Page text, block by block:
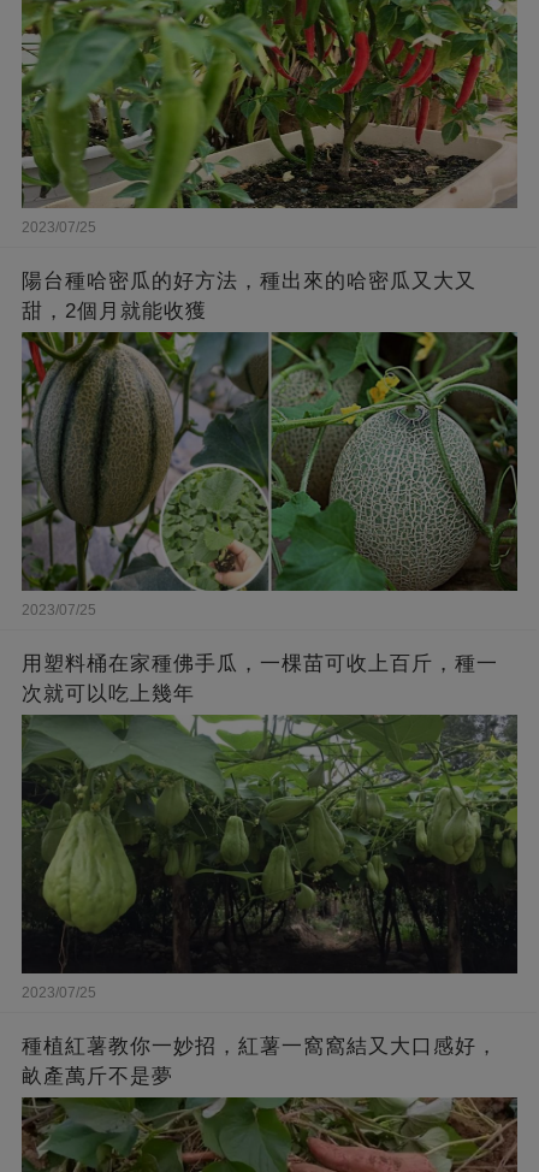
2023/07/25
陽台種哈密瓜的好方法，種出來的哈密瓜又大又
甜，2個月就能收獲
2023/07/25
用塑料桶在家種佛手瓜，一棵苗可收上百斤，種一
次就可以吃上幾年
2023/07/25
種植紅薯教你一妙招，紅薯一窩窩結又大口感好，
畝產萬斤不是夢